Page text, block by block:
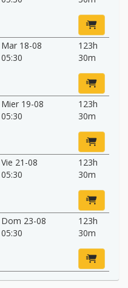
Mar 18-08
05:30
123h
30m
Mier 19-08
05:30
123h
30m
Vie 21-08
05:30
123h
30m
Dom 23-08
05:30
123h
30m